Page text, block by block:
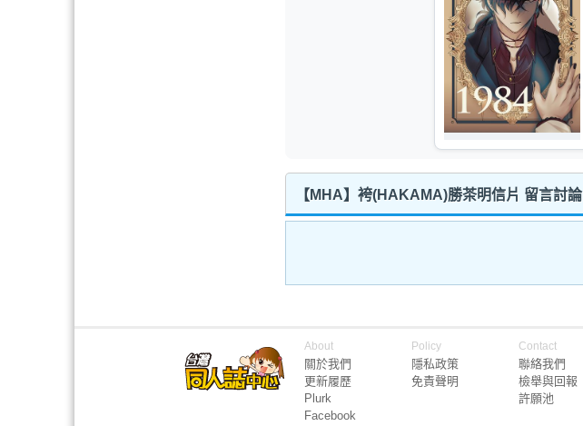
【MHA】袴(HAKAMA)勝茶明信片 留言討論
About
關於我們
更新履歷
Plurk
Facebook
Policy
隱私政策
免責聲明
Contact
聯絡我們
檢舉與回報
許願池